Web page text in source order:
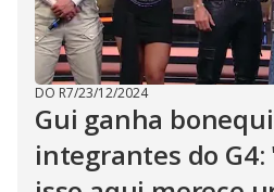
DO R7/23/12/2024
Gui ganha
integrantes do